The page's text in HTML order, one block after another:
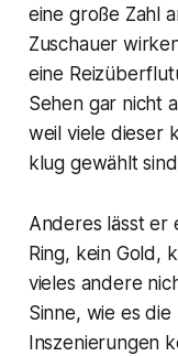
eine große Zahl
Zuschauer
eine
Sehen gar nicht
weil viele dieser
klug gewählt
Anderes lässt er
Ring, kein Gold,
vieles andere
Sinne, wie es
Inszenierungen